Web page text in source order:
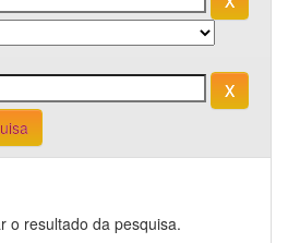
o resultado da pesquisa.